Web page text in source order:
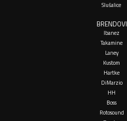
Slušalice
BRENDOVI
Ibanez
Takamine
Laney
Kustom
Hartke
DiMarzio
HH
Boss
Rotosound